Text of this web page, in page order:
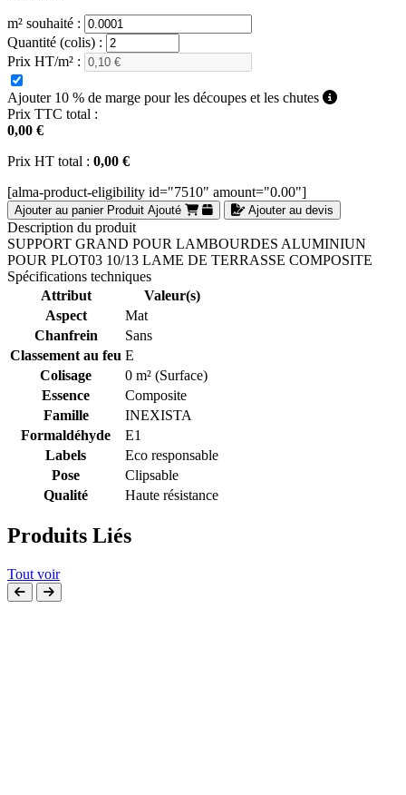
m² souhaité :
Quantité (colis) :
Prix HT/m² :
Ajouter 10 % de marge pour les découpes et les chutes
Prix TTC total :
0,00 €
Prix HT total : 0,00 €
[alma-product-eligibility id="7510" amount="0.00"]
Ajouter au panier Produit Ajouté Ajouter au devis
Description du produit
SUPPORT GRAND POUR LAMBOURDES ALUMINIUN
POUR PLOT03 10/13 LAME DE TERRASSE COMPOSITE
Spécifications techniques
Attribut
Valeur(s)
Aspect
Mat
Chanfrein
Sans
Classement au feu E
Colisage
0 m² (Surface)
Essence
Composite
Famille
INEXISTA
Formaldéhyde
E1
Labels
Eco responsable
Pose
Clipsable
Qualité
Haute résistance
Produits Liés
Tout voir